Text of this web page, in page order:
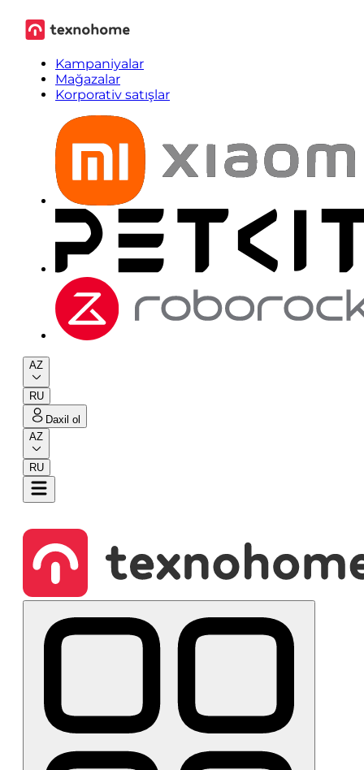
Kampaniyalar
Mağazalar
Korporativ satışlar
AZ
RU
Daxil ol
AZ
RU